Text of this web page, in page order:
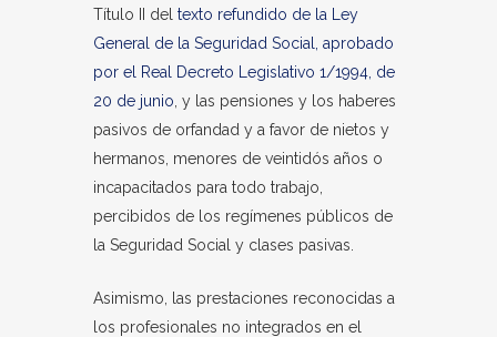
Título II del texto refundido de la Ley
General de la Seguridad Social, aprobado
por el Real Decreto Legislativo 1/1994, de
20 de junio , y las pensiones y los haberes
pasivos de orfandad y a favor de nietos y
hermanos, menores de veintidós años o
incapacitados para todo trabajo,
percibidos de los regímenes públicos de
la Seguridad Social y clases pasivas.
Asimismo, las prestaciones reconocidas a
los profesionales no integrados en el